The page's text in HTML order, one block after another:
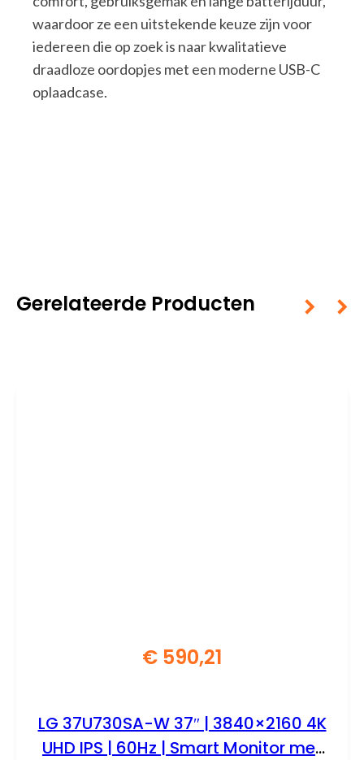
waardoor ze een uitstekende keuze zijn voor
iedereen die op zoek is naar kwalitatieve
draadloze oordopjes met een moderne USB-C
oplaadcase.
Gerelateerde Producten
€ 590,21
LG 37U730SA-W 37″ | 3840×2160 4K
UHD IPS | 60Hz | Smart Monitor met